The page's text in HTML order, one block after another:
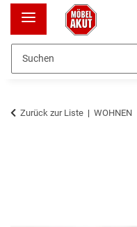
Zurück zur Liste WOHNEN